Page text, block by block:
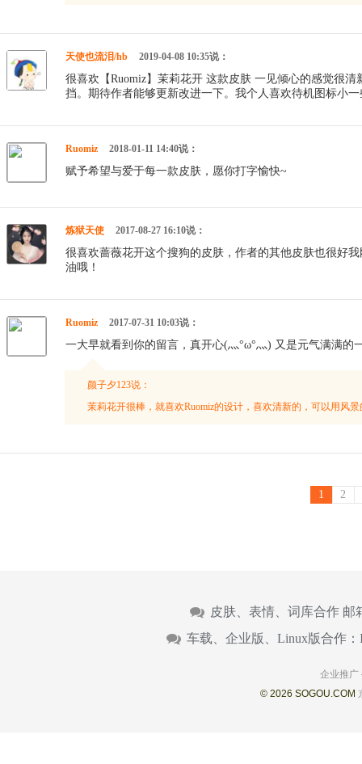
天使也流泪/hb 2019-04-08 10:35说：
很喜欢【Ruomiz】茉莉花开 这款皮肤 一见倾心的感觉很
挡。期待作者能够更新改进一下。我个人喜欢待机图标小
Ruomiz 2018-01-11 14:40说：
赋予希望与爱于每一款皮肤，愿你打字愉快~
炼狱天使 2017-08-27 16:10说：
很喜欢蔷薇花开这个搜狗的皮肤，作者的其他皮肤也很好
油哦！
Ruomiz 2017-07-31 10:03说：
一大早就看到你的留言，真开心(灬°ω°灬) 又是元气满满的
颜子夕123说：
茉莉花开很棒，就喜欢Ruomiz的设计，喜欢清新的，可以用风
1 2
皮肤、表情、词库合作 邮
车载、企业版、Linux版合作：
企业推广
© 2026 SOGOU.COM